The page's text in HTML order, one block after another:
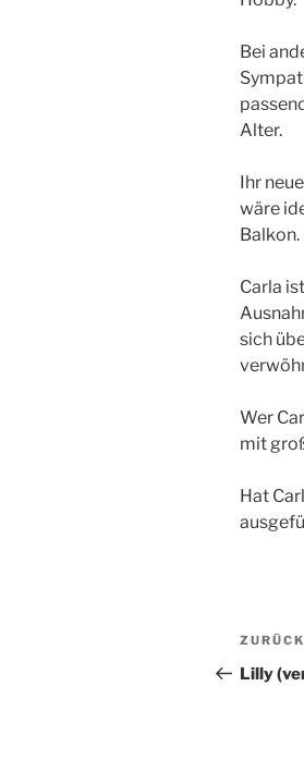
Bei
Alter.
Ihr
wäre
Balkon.
Carla
sich
Wer
mit
Hat
Beitrag
ZURÜCK
Lilly